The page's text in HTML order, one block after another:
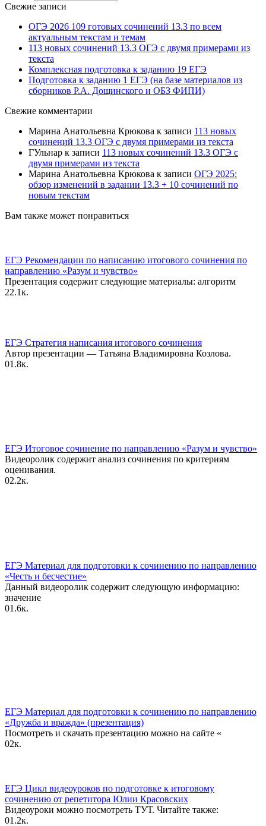
Свежие записи
ОГЭ 2026 109 готовых сочинений 13.3 по всем
актуальным текстам и темам
113 новых сочинений 13.3 ОГЭ с двумя примерами из
текста
Комплексная подготовка к заданию 19 ЕГЭ
Подготовка к заданию 1 ЕГЭ (на базе материалов из
сборников Р.А. Дощинского и ОБЗ ФИПИ)
Свежие комментарии
Марина Анатольевна Крюкова к записи 113 новых
сочинений 13.3 ОГЭ с двумя примерами из текста
ГУльнар к записи 113 новых сочинений 13.3 ОГЭ с
двумя примерами из текста
Марина Анатольевна Крюкова к записи ОГЭ 2025:
обзор изменений в задании 13.3 + 10 сочинений по
новым текстам
Вам также может понравиться
ЕГЭ Рекомендации по написанию итогового сочинения по
направлению «Разум и чувство»
Презентация содержит следующие материалы: алгоритм
22.1к.
ЕГЭ Стратегия написания итогового сочинения
Автор презентации — Татьяна Владимировна Козлова.
01.8к.
ЕГЭ Итоговое сочинение по направлению «Разум и чувство»
Видеоролик содержит анализ сочинения по критериям
оценивания.
02.2к.
ЕГЭ Материал для подготовки к сочинению по направлению
«Честь и бесчестие»
Данный видеоролик содержит следующую информацию:
значение
01.6к.
ЕГЭ Материал для подготовки к сочинению по направлению
«Дружба и вражда» (презентация)
Посмотреть и скачать презентацию можно на сайте «
02к.
ЕГЭ Цикл видеоуроков по подготовке к итоговому
сочинению от репетитора Юлии Красовских
Видеоуроки можно посмотреть ТУТ. Читайте также:
01.2к.